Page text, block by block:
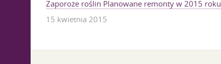
Zaporoże roślin Planowane remonty w 2015 roku
15 kwietnia 2015